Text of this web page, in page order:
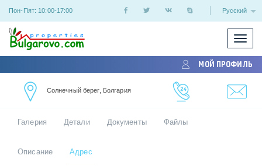
Пон-Пят: 10:00-17:00 Русский
/
МОЙ ПРОФИЛЬ
Солнечный берег, Болгария
Галерия Детали Документы Файлы
Описание Адрес